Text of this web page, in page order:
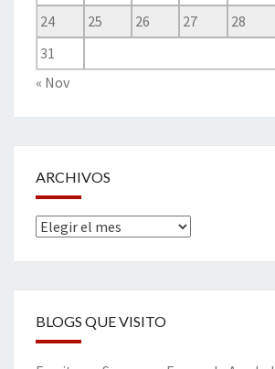
24
25 26 27 28
31
« Nov
ARCHIVOS
Archivos
BLOGS QUE VISITO